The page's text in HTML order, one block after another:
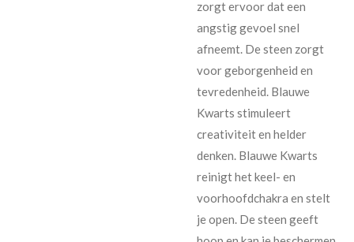
zorgt ervoor dat een
angstig gevoel snel
afneemt. De steen zorgt
voor geborgenheid en
tevredenheid. Blauwe
Kwarts stimuleert
creativiteit en helder
denken. Blauwe Kwarts
reinigt het keel- en
voorhoofdchakra en stelt
je open. De steen geeft